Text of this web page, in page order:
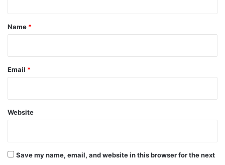
*
Name *
Email *
Website
Save my name, email, and website in this browser for the next